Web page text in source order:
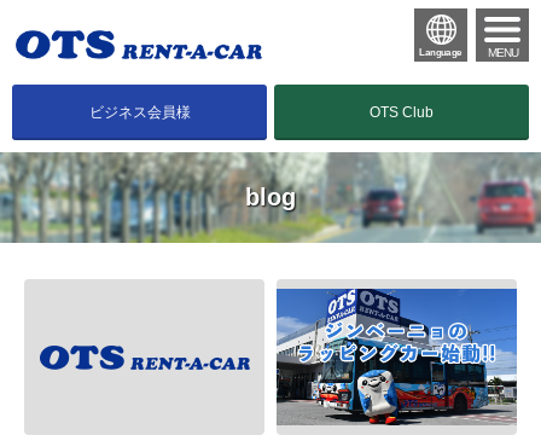
OTS Club
ビジネス会員様
Language MENU
blog